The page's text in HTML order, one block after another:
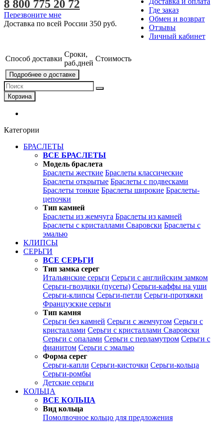
Где заказ
Обмен и возврат
Отзывы
Личный кабинет
8 800 775 20 72
Перезвоните мне
Доставка по всей России 350 руб.
Способ доставки
Сроки,
раб.дней
Стоимость
Подробнее о доставке
Корзина
Категории
БРАСЛЕТЫ
ВСЕ БРАСЛЕТЫ
Модель браслета
Браслеты жесткие Браслеты классические
Браслеты открытые Браслеты с подвесками
Браслеты тонкие Браслеты широкие Браслеты-
цепочки
Тип камней
Браслеты из жемчуга Браслеты из камней
Браслеты с кристаллами Сваровски Браслеты с
эмалью
КЛИПСЫ
СЕРЬГИ
ВСЕ СЕРЬГИ
Тип замка серег
Итальянские серьги Серьги с английским замком
Серьги-гвоздики (пусеты) Серьги-каффы на уши
Серьги-клипсы Серьги-петли Серьги-протяжки
Французские серьги
Тип камня
Серьги без камней Серьги с жемчугом Серьги с
кристаллами Серьги с кристаллами Сваровски
Серьги с опалами Серьги с перламутром Серьги с
фианитом Серьги с эмалью
Форма серег
Серьги-капли Серьги-кисточки Серьги-кольца
Серьги-ромбы
Детские серьги
КОЛЬЦА
ВСЕ КОЛЬЦА
Вид кольца
Помолвочное кольцо для предложения